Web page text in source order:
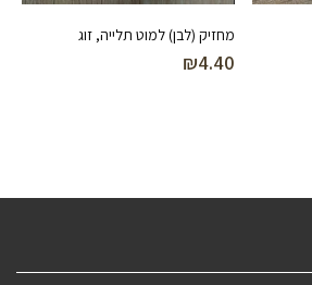
מחזיק (לבן) למוט תלייה, זוג
₪4.40